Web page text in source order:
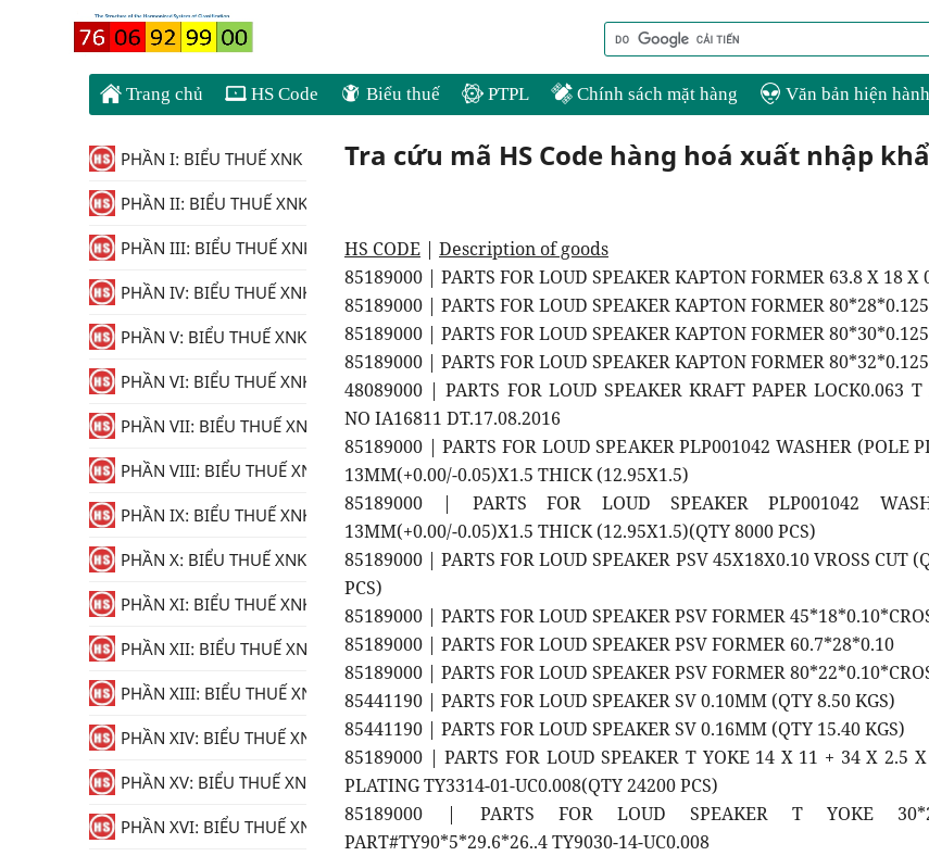
Trang chủ HS Code Biểu thuế PTPL Chính sách mặt hàng Văn bản hiện hành
Tra cứu mã HS Code hàng hoá xuất nhập
HS CODE | Description of goods
85189000 | PARTS FOR LOUD SPEAKER KAPTON FORMER 63.8 X 18 X
85189000 | PARTS FOR LOUD SPEAKER KAPTON FORMER 80*28*0.125
85189000 | PARTS FOR LOUD SPEAKER KAPTON FORMER 80*30*0.125
85189000 | PARTS FOR LOUD SPEAKER KAPTON FORMER 80*32*0.125
48089000 | PARTS FOR LOUD SPEAKER KRAFT PAPER LOCK0.063
NO IA16811 DT.17.08.2016
85189000 | PARTS FOR LOUD SPEAKER PLP001042 WASHER (POLE
13MM(+0.00/-0.05)X1.5 THICK (12.95X1.5)
85189000 | PARTS FOR LOUD SPEAKER PLP001042
13MM(+0.00/-0.05)X1.5 THICK (12.95X1.5)(QTY 8000 PCS)
85189000 | PARTS FOR LOUD SPEAKER PSV 45X18X0.10 VROSS CUT
PCS)
85189000 | PARTS FOR LOUD SPEAKER PSV FORMER
85189000 | PARTS FOR LOUD SPEAKER PSV FORMER 60.7*28*0.10
85189000 | PARTS FOR LOUD SPEAKER PSV FORMER
85441190 | PARTS FOR LOUD SPEAKER SV 0.10MM (QTY 8.50 KGS)
85441190 | PARTS FOR LOUD SPEAKER SV 0.16MM (QTY 15.40 KGS)
85189000 | PARTS FOR LOUD SPEAKER T YOKE 14 X 11 + 34 X 2.5
PLATING TY3314-01-UC0.008(QTY 24200 PCS)
85189000 | PARTS FOR LOUD SPEAKER T YOKE
PART#TY90*5*29.6*26..4 TY9030-14-UC0.008
PHẦN I: BIỂU THUẾ XNK
PHẦN II: BIỂU THUẾ XNK
PHẦN III: BIỂU THUẾ XNK
PHẦN IV: BIỂU THUẾ XNK
PHẦN V: BIỂU THUẾ XNK
PHẦN VI: BIỂU THUẾ XNK
PHẦN VII: BIỂU THUẾ XNK
PHẦN VIII: BIỂU THUẾ XNK
PHẦN IX: BIỂU THUẾ XNK
PHẦN X: BIỂU THUẾ XNK
PHẦN XI: BIỂU THUẾ XNK
PHẦN XII: BIỂU THUẾ XNK
PHẦN XIII: BIỂU THUẾ XNK
PHẦN XIV: BIỂU THUẾ XNK
PHẦN XV: BIỂU THUẾ XNK
PHẦN XVI: BIỂU THUẾ XNK